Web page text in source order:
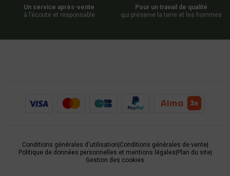
Un service après-vente
à l’écoute et responsable
Pour un travail de qualité
qui préserve la terre et les hommes
Conditions générales d'utilisation Conditions générales de vente|
Politique de données personnelles et mentions légales Plan du site|
Gestion des cookies